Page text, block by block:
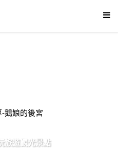
肥油太厚-鵝娘的後宮
旅遊觀光景點